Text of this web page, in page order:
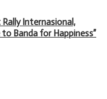
Rally Internasional,
Banda for Happiness”